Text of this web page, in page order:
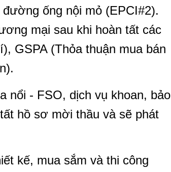
ống nội mỏ (EPCI#2).
mại sau khi hoàn tất các
GSPA (Thỏa thuận mua bán
nổi - FSO, dịch vụ khoan, bảo
hồ sơ mời thầu và sẽ phát
kế, mua sắm và thi công